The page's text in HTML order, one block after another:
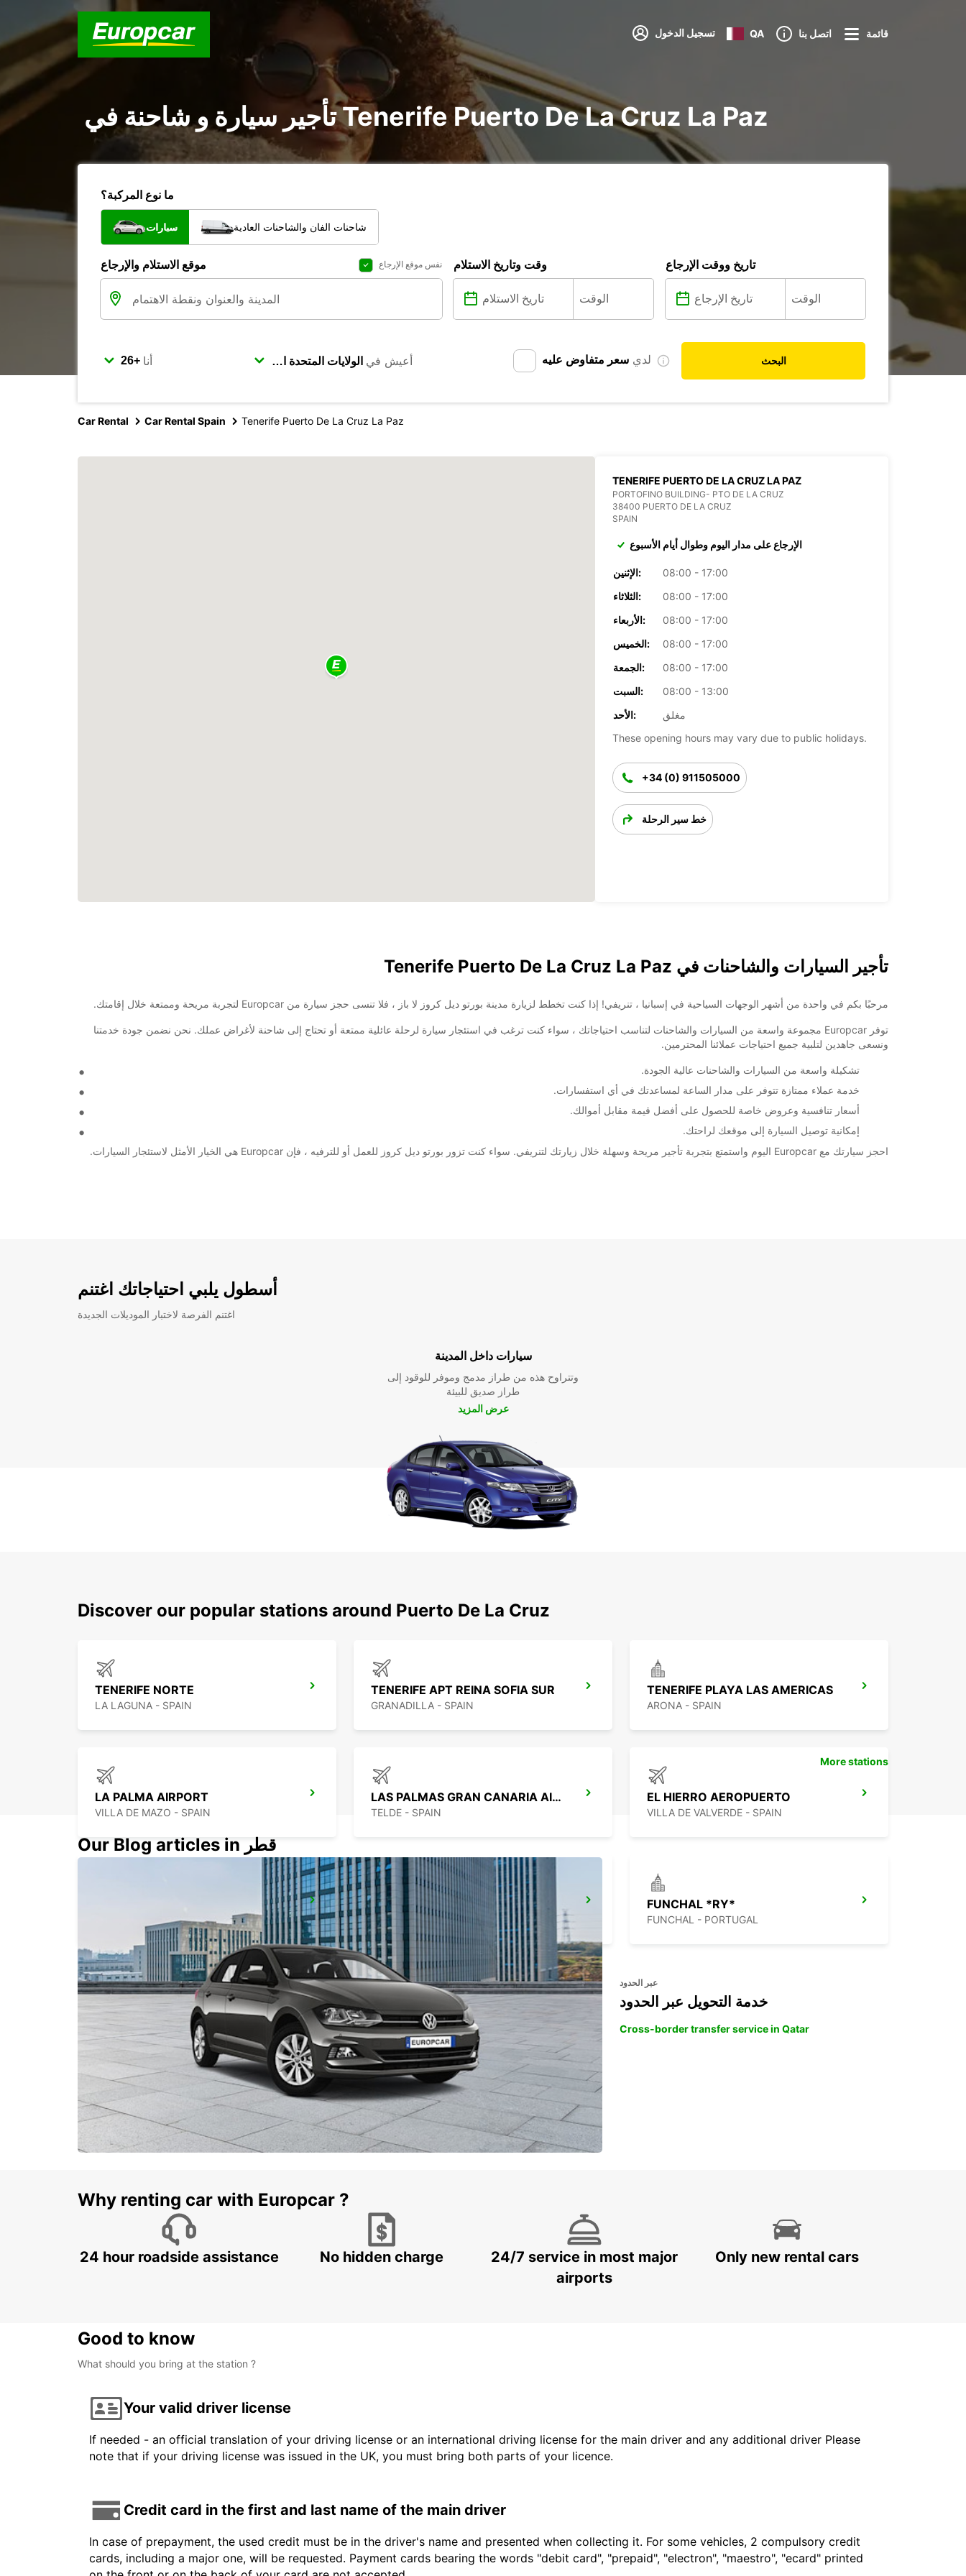
تسجيل الدخول QA اتصل بنا قائمة
تأجير سيارة و شاحنة في Tenerife Puerto De La Cruz La Paz
ما نوع المركبة؟
سيارات شاحنات الفان والشاحنات العادية
موقع الاستلام والإرجاع نفس موقع الإرجاع وقت وتاريخ الاستلام تاريخ ووقت الإرجاع
أنا أعيش في لدي سعر متفاوض عليه البحث
Car Rental Car Rental Spain Tenerife Puerto De La Cruz La Paz
TENERIFE PUERTO DE LA CRUZ LA PAZ
PORTOFINO BUILDING- PTO DE LA CRUZ
38400 PUERTO DE LA CRUZ
SPAIN
الإرجاع على مدار اليوم وطوال أيام الأسبوع
الإثنين:
08:00 - 17:00
الثلاثاء:
08:00 - 17:00
الأربعاء:
08:00 - 17:00
الخميس:
08:00 - 17:00
الجمعة:
08:00 - 17:00
السبت:
08:00 - 13:00
الأحد:
مغلق
These opening hours may vary due to public holidays.
+34 (0) 911505000
خط سير الرحلة
تأجير السيارات والشاحنات في Tenerife Puerto De La Cruz La Paz
مرحبًا بكم في واحدة من أشهر الوجهات السياحية في إسبانيا ، تنريفي! إذا كنت تخطط لزيارة مدينة بورتو ديل كروز لا باز ، فلا تنسى حجز سيارة من Europcar لتجربة مريحة وممتعة خلال إقامتك.
توفر Europcar مجموعة واسعة من السيارات والشاحنات لتناسب احتياجاتك ، سواء كنت ترغب في استئجار سيارة لرحلة عائلية ممتعة أو تحتاج إلى شاحنة لأغراض عملك. نحن نضمن جودة خدمتنا
ونسعى جاهدين لتلبية جميع احتياجات عملائنا المحترمين.
تشكيلة واسعة من السيارات والشاحنات عالية الجودة.
خدمة عملاء ممتازة تتوفر على مدار الساعة لمساعدتك في أي استفسارات.
أسعار تنافسية وعروض خاصة للحصول على أفضل قيمة مقابل أموالك.
إمكانية توصيل السيارة إلى موقعك لراحتك.
احجز سيارتك مع Europcar اليوم واستمتع بتجربة تأجير مريحة وسهلة خلال زيارتك لتنريفي. سواء كنت تزور بورتو ديل كروز للعمل أو للترفيه ، فإن Europcar هي الخيار الأمثل لاستئجار السيارات.
أسطول يلبي احتياجاتك اغتنم
اغتنم الفرصة لاختبار الموديلات الجديدة
سيارات داخل المدينة
وتتراوح هذه من طراز مدمج وموفر للوقود إلى
طراز صديق للبيئة
عرض المزيد
Discover our popular stations around Puerto De La Cruz
TENERIFE NORTE
LA LAGUNA - SPAIN
TENERIFE APT REINA SOFIA SUR
GRANADILLA - SPAIN
TENERIFE PLAYA LAS AMERICAS
ARONA - SPAIN
LA PALMA AIRPORT
VILLA DE MAZO - SPAIN
LAS PALMAS GRAN CANARIA AIRPORT
TELDE - SPAIN
EL HIERRO AEROPUERTO
VILLA DE VALVERDE - SPAIN
PUERTO DEL ROSARIO - SPAIN
LANZAROTE AIRPORT
SAN BARTOLOME - SPAIN
FUNCHAL *RY*
FUNCHAL - PORTUGAL
More stations
Our Blog articles in قطر
عبر الحدود
خدمة التحويل عبر الحدود
Cross-border transfer service in Qatar
Why renting car with Europcar ?
24 hour roadside assistance No hidden charge
24/7 service in most major
airports
Only new rental cars
Good to know
What should you bring at the station ?
Your valid driver license
If needed - an official translation of your driving license or an international driving license for the main driver and any additional driver Please
note that if your driving license was issued in the UK, you must bring both parts of your licence.
Credit card in the first and last name of the main driver
In case of prepayment, the used credit must be in the driver's name and presented when collecting it. For some vehicles, 2 compulsory credit
cards, including a major one, will be requested. Payment cards bearing the words "debit card", "prepaid", "electron", "maestro", "ecard" printed